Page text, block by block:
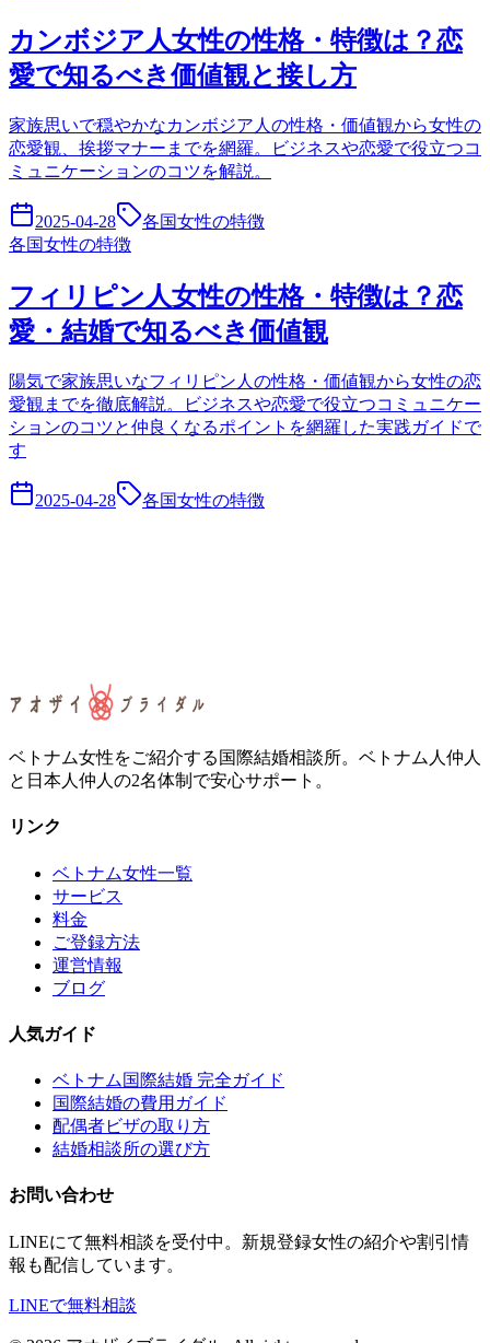
カンボジア人女性の性格・特徴は？恋
愛で知るべき価値観と接し方
家族思いで穏やかなカンボジア人の性格・価値観から女性の
恋愛観、挨拶マナーまでを網羅。ビジネスや恋愛で役立つコ
ミュニケーションのコツを解説。
2025-04-28
各国女性の特徴
各国女性の特徴
フィリピン人女性の性格・特徴は？恋
愛・結婚で知るべき価値観
陽気で家族思いなフィリピン人の性格・価値観から女性の恋
愛観までを徹底解説。ビジネスや恋愛で役立つコミュニケー
ションのコツと仲良くなるポイントを網羅した実践ガイドで
す
2025-04-28 各国女性の特徴
ベトナム女性をご紹介する国際結婚相談所。ベトナム人仲人
と日本人仲人の2名体制で安心サポート。
リンク
ベトナム女性一覧
サービス
料金
ご登録方法
運営情報
ブログ
人気ガイド
ベトナム国際結婚 完全ガイド
国際結婚の費用ガイド
配偶者ビザの取り方
結婚相談所の選び方
お問い合わせ
LINEにて無料相談を受付中。新規登録女性の紹介や割引情
報も配信しています。
LINEで無料相談